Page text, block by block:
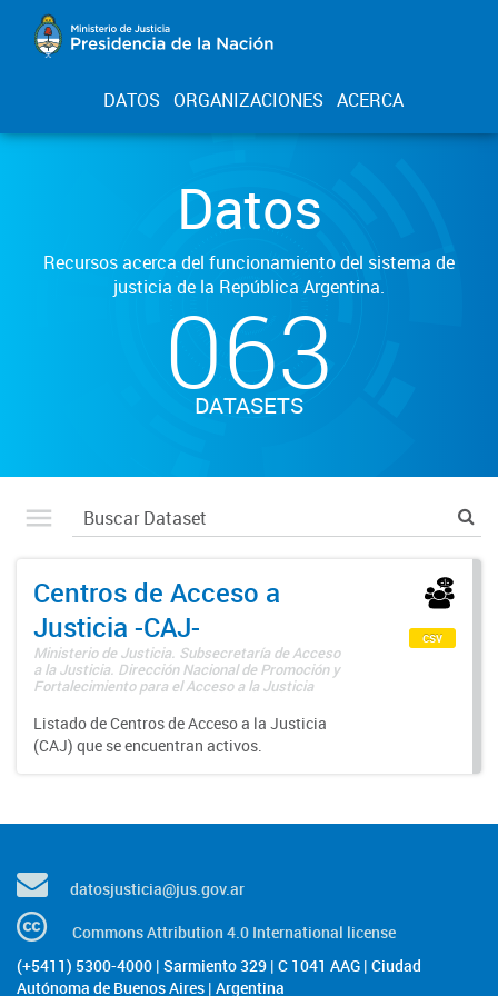
DATOS ORGANIZACIONES ACERCA
Datos
Recursos acerca del funcionamiento del sistema de
justicia de la República Argentina.
063
DATASETS
Centros de Acceso a
Justicia -CAJ-
Ministerio de Justicia. Subsecretaría de Acceso
a la Justicia. Dirección Nacional de Promoción y
Fortalecimiento para el Acceso a la Justicia
Listado de Centros de Acceso a la Justicia
(CAJ) que se encuentran activos.
csv
datosjusticia@jus.gov.ar
Commons Attribution 4.0 International license
(+5411) 5300-4000 | Sarmiento 329 | C 1041 AAG | Ciudad
Autónoma de Buenos Aires | Argentina